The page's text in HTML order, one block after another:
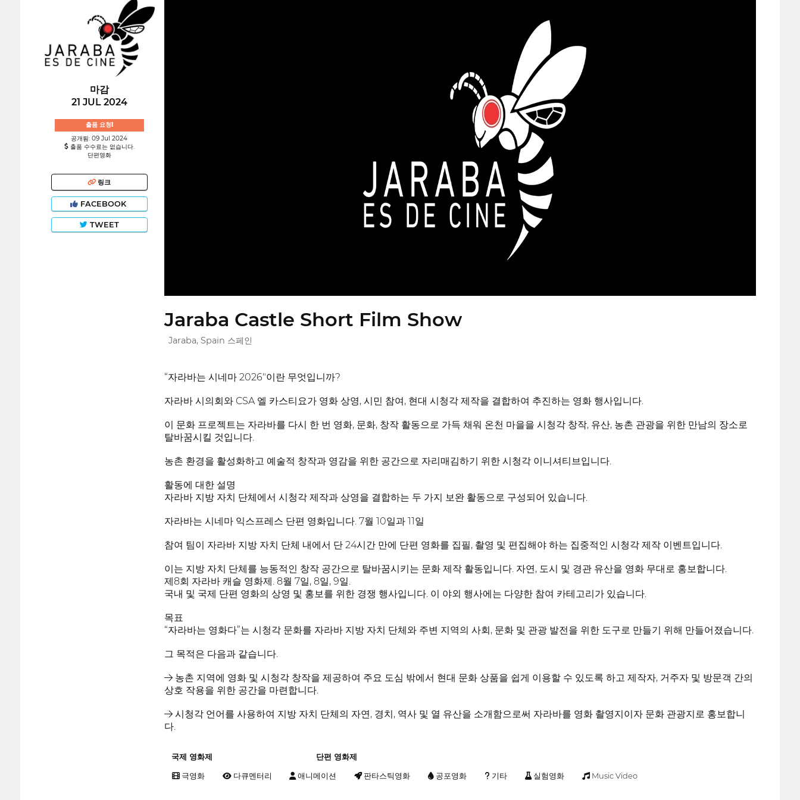
마감
21 JUL 2024
출품 요청!
공개됨: 09 Jul 2024
출품 수수료는 없습니다.
단편영화
링크
FACEBOOK
TWEET
Jaraba Castle Short Film Show
Jaraba, Spain 스페인
“자라바는 시네마 2026"이란 무엇입니까?
자라바 시의회와 CSA 엘 카스티요가 영화 상영, 시민 참여, 현대 시청각 제작을 결합하여 추진하는 영화 행사입니다.
이 문화 프로젝트는 자라바를 다시 한 번 영화, 문화, 창작 활동으로 가득 채워 온천 마을을 시청각 창작, 유산, 농촌 관광을 위한 만남의 장소로
탈바꿈시킬 것입니다.
농촌 환경을 활성화하고 예술적 창작과 영감을 위한 공간으로 자리매김하기 위한 시청각 이니셔티브입니다.
활동에 대한 설명
자라바 지방 자치 단체에서 시청각 제작과 상영을 결합하는 두 가지 보완 활동으로 구성되어 있습니다.
자라바는 시네마 익스프레스 단편 영화입니다. 7월 10일과 11일
참여 팀이 자라바 지방 자치 단체 내에서 단 24시간 만에 단편 영화를 집필, 촬영 및 편집해야 하는 집중적인 시청각 제작 이벤트입니다.
이는 지방 자치 단체를 능동적인 창작 공간으로 탈바꿈시키는 문화 제작 활동입니다. 자연, 도시 및 경관 유산을 영화 무대로 홍보합니다.
제8회 자라바 캐슬 영화제. 8월 7일, 8일, 9일.
국내 및 국제 단편 영화의 상영 및 홍보를 위한 경쟁 행사입니다. 이 야외 행사에는 다양한 참여 카테고리가 있습니다.
목표
“자라바는 영화다”는 시청각 문화를 자라바 지방 자치 단체와 주변 지역의 사회, 문화 및 관광 발전을 위한 도구로 만들기 위해 만들어졌습니다.
그 목적은 다음과 같습니다.
→ 농촌 지역에 영화 및 시청각 창작을 제공하여 주요 도심 밖에서 현대 문화 상품을 쉽게 이용할 수 있도록 하고 제작자, 거주자 및 방문객 간의
상호 작용을 위한 공간을 마련합니다.
→ 시청각 언어를 사용하여 지방 자치 단체의 자연, 경치, 역사 및 열 유산을 소개함으로써 자라바를 영화 촬영지이자 문화 관광지로 홍보합니
다.
국제 영화제 단편 영화제
극영화 다큐멘터리 애니메이션 판타스틱영화 공포영화 기타 실험영화 Music Video